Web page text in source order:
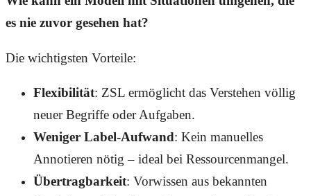
es nie zuvor gesehen hat?
Die wichtigsten Vorteile:
Flexibilität: ZSL ermöglicht das Verstehen völlig
neuer Begriffe oder Aufgaben.
Weniger Label-Aufwand: Kein manuelles
Annotieren nötig – ideal bei Ressourcenmangel.
Übertragbarkeit: Vorwissen aus bekannten